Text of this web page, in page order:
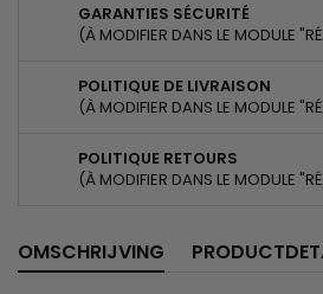
GARANTIES SÉCURITÉ
(À MODIFIER DANS LE MODULE
POLITIQUE DE LIVRAISON
(À MODIFIER DANS LE MODULE
POLITIQUE RETOURS
(À MODIFIER DANS LE MODULE
OMSCHRIJVING